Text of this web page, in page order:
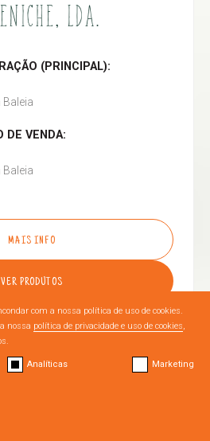
com a nossa política de uso de cookies.
nossa política de privacidade e uso de cookies,
Analíticas Marketing
LDA.
(PRINCIPAL):
DE VENDA:
MAIS INFO
VER PRODUTOS